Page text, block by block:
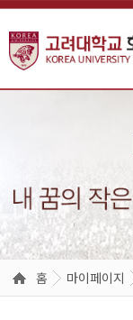
홈 마이페이지